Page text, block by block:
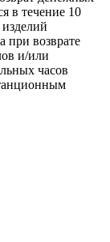
в течение 10
при возврате
и/или
часов